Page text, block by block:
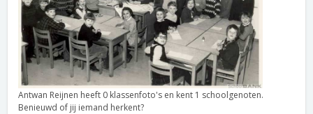
Antwan Reijnen heeft 0 klassenfoto's en kent 1 schoolgenoten.
Benieuwd of jij iemand herkent?